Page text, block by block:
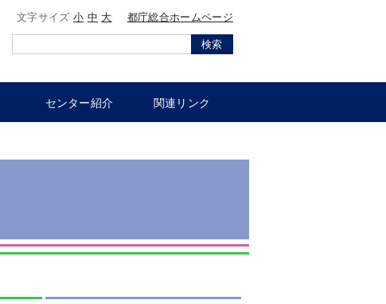
文字サイズ小 中 大 都庁総合ホームページ
検索
センター紹介 関連リンク